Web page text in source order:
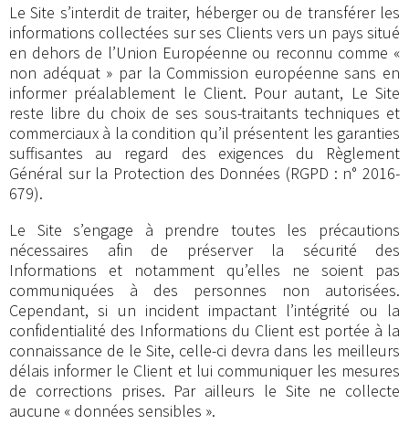
Le Site s’interdit de traiter, héberger ou de transférer les
informations collectées sur ses Clients vers un pays situé
en dehors de l’Union Européenne ou reconnu comme «
non adéquat » par la Commission européenne sans en
informer préalablement le Client. Pour autant, Le Site
reste libre du choix de ses sous-traitants techniques et
commerciaux à la condition qu’il présentent les garanties
suffisantes au regard des exigences du Règlement
Général sur la Protection des Données (RGPD : n° 2016-
679).
Le Site s’engage à prendre toutes les précautions
nécessaires afin de préserver la sécurité des
Informations et notamment qu’elles ne soient pas
communiquées à des personnes non autorisées.
Cependant, si un incident impactant l’intégrité ou la
confidentialité des Informations du Client est portée à la
connaissance de le Site, celle-ci devra dans les meilleurs
délais informer le Client et lui communiquer les mesures
de corrections prises. Par ailleurs le Site ne collecte
aucune « données sensibles ».